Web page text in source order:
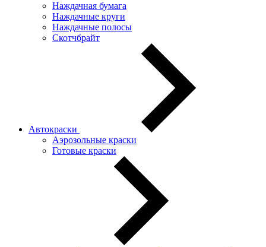
Наждачная бумага
Наждачные круги
Наждачные полосы
Скотчбрайт
Автокраски
Аэрозольные краски
Готовые краски